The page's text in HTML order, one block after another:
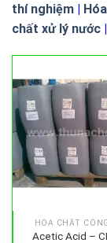
thí nghiệm |
chất xử lý nước |
HÓA CHẤT
Acetic Acid –